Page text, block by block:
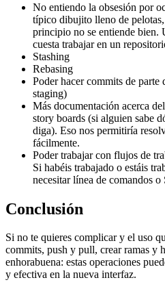
No entiendo la obsesión por
típico dibujito lleno de
principio no se entiende bien.
cuesta trabajar en un
Stashing
Rebasing
Poder hacer commits de
staging)
Más documentación acerca
story boards (si alguien sabe
diga). Eso nos permitiría
fácilmente.
Poder trabajar con flujos de
Si habéis trabajado o estáis
necesitar línea de comandos o
Conclusión
Si no te quieres complicar y el uso
commits, push y pull, crear ramas y
enhorabuena: estas operaciones
y efectiva en la nueva interfaz.